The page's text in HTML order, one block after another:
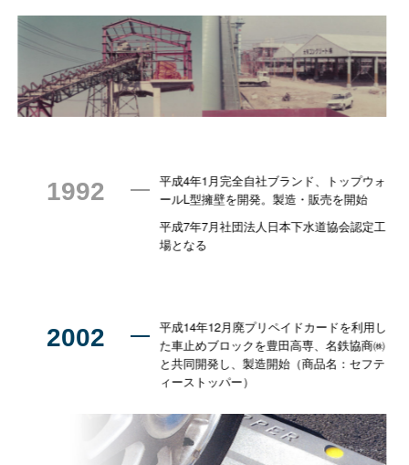
1992
平成4年1月完全自社ブランド、トップウォ
ールL型擁壁を開発。製造・販売を開始
平成7年7月社団法人日本下水道協会認定工
場となる
2002
平成14年12月廃プリペイドカードを利用し
た車止めブロックを豊田高専、名鉄協商㈱
と共同開発し、製造開始（商品名：セフテ
ィーストッパー）